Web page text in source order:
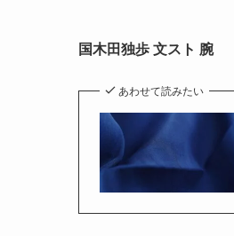
国木田独歩 文スト 腕
あわせて読みたい